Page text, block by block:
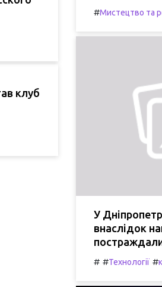
клуб
#Мистецтво та
У
внаслідок
# #Технології #